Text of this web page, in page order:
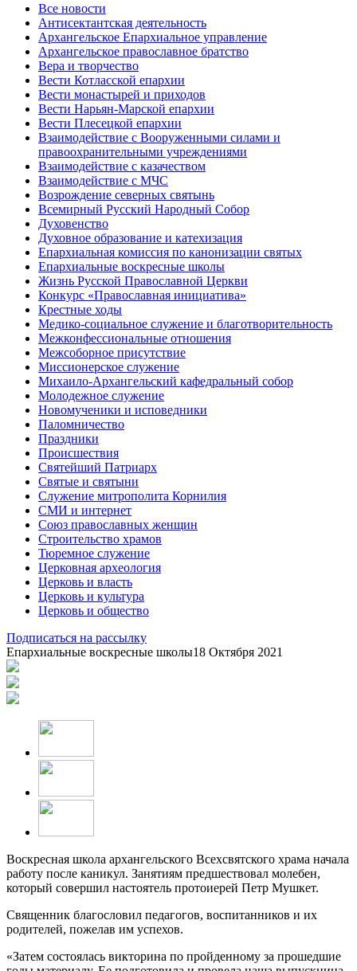
Все новости
Антисектантская деятельность
Архангельское Епархиальное управление
Архангельское православное братство
Вера и творчество
Вести Котласской епархии
Вести монастырей и приходов
Вести Нарьян-Марской епархии
Вести Плесецкой епархии
Взаимодействие с Вооруженными силами и
правоохранительными учреждениями
Взаимодействие с казачеством
Взаимодействие с МЧС
Возрождение северных святынь
Всемирный Русский Народный Собор
Духовенство
Духовное образование и катехизация
Епархиальная комиссия по канонизации святых
Епархиальные воскресные школы
Жизнь Русской Православной Церкви
Конкурс «Православная инициатива»
Крестные ходы
Медико-социальное служение и благотворительность
Межконфессиональные отношения
Межсоборное присутствие
Миссионерское служение
Михаило-Архангельский кафедральный собор
Молодежное служение
Новомученики и исповедники
Паломничество
Праздники
Происшествия
Святейший Патриарх
Святые и святыни
Служение митрополита Корнилия
СМИ и интернет
Союз православных женщин
Строительство храмов
Тюремное служение
Церковная археология
Церковь и власть
Церковь и культура
Церковь и общество
Подписаться на рассылку
Епархиальные воскресные школы18 Октября 2021
Воскресная школа архангельского Всехсвятского храма начала
работу после каникул. Занятиям предшествовал молебен,
который совершил настоятель протоиерей Петр Мушкет.
Священник благословил педагогов, воспитанников и их
родителей, пожелав им успехов.
«Затем состоялась викторина по пройденному за прошедшие